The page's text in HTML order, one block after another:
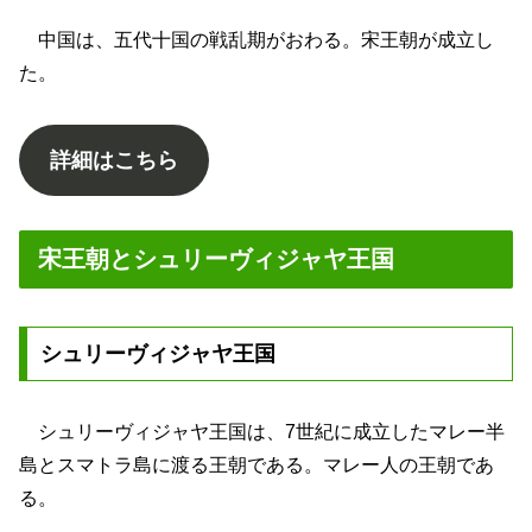
中国は、五代十国の戦乱期がおわる。宋王朝が成立し
た。
詳細はこちら
宋王朝とシュリーヴィジャヤ王国
シュリーヴィジャヤ王国
シュリーヴィジャヤ王国は、7世紀に成立したマレー半
島とスマトラ島に渡る王朝である。マレー人の王朝であ
る。